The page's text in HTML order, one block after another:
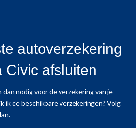
autoverzekering
Civic afsluiten
nodig voor de verzekering van je
ik de beschikbare verzekeringen? Volg